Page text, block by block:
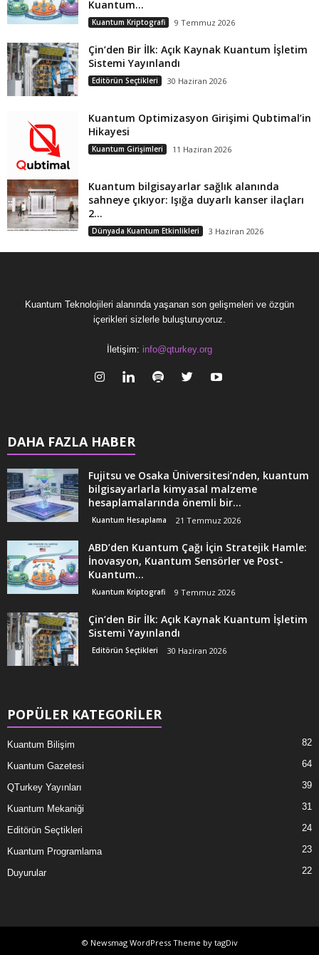
Kuantum...
Kuantum Kriptografi 9 Temmuz 2026
Çin’den Bir İlk: Açık Kaynak Kuantum İşletim
Sistemi Yayınlandı
Editörün Seçtikleri 30 Haziran 2026
Kuantum Optimizasyon Girişimi Qubtimal’in
Hikayesi
Kuantum Girişimleri 11 Haziran 2026
Kuantum bilgisayarlar sağlık alanında
sahneye çıkıyor: Işığa duyarlı kanser ilaçları
2...
Dünyada Kuantum Etkinlikleri 3 Haziran 2026
Kuantum Teknolojileri alanında yaşanan son gelişmeleri ve özgün
içerikleri sizlerle buluşturuyoruz.
İletişim: info@qturkey.org
DAHA FAZLA HABER
Fujitsu ve Osaka Üniversitesi’nden, kuantum
bilgisayarlarla kimyasal malzeme
hesaplamalarında önemli bir...
Kuantum Hesaplama 21 Temmuz 2026
ABD’den Kuantum Çağı İçin Stratejik Hamle:
İnovasyon, Kuantum Sensörler ve Post-
Kuantum...
Kuantum Kriptografi 9 Temmuz 2026
Çin’den Bir İlk: Açık Kaynak Kuantum İşletim
Sistemi Yayınlandı
Editörün Seçtikleri 30 Haziran 2026
POPÜLER KATEGORİLER
Kuantum Bilişim 82
Kuantum Gazetesi 64
QTurkey Yayınları 39
Kuantum Mekaniği 31
Editörün Seçtikleri 24
Kuantum Programlama 23
Duyurular 22
© Newsmag WordPress Theme by tagDiv